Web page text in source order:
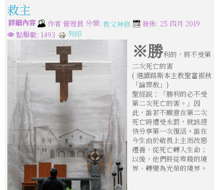
救主
詳細內容 作者 管理員 分類: 教父神修
發佈: 25 四月 2019
點擊數: 1493
列印
※勝利的，將不受第
二次死亡的害
( 選讀路斯本主教聖富振秋
「論罪赦」)
聖經說：「勝利的必不受
第二次死亡的害。」因
此，誰若不願意在第二次
死亡時遭受永罰，就該趕
快分享第一次復活。誰在
今生由於敬畏上主而改惡
遷善，從死亡轉入生命；
以後，他們將從卑賤的境
界、轉變為光榮的境界。